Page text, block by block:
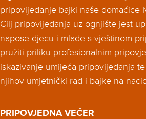
pripovijedanje bajki naše domaćice
Cilj pripovijedanja uz ognjište jest
napose djecu i mlade s vještinom
pružiti priliku profesionalnim
iskazivanje umijeća pripovijedanja
njihov umjetnički rad i bajke na
PRIPOVJEDNA VEČER